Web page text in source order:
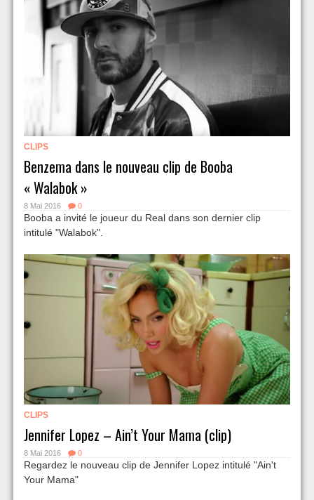
CLIPS
Benzema dans le nouveau clip de Booba
« Walabok »
8 Mai 2016 0
Booba a invité le joueur du Real dans son dernier clip
intitulé "Walabok".
CLIPS
Jennifer Lopez – Ain’t Your Mama (clip)
8 Mai 2016 0
Regardez le nouveau clip de Jennifer Lopez intitulé "Ain't
Your Mama"